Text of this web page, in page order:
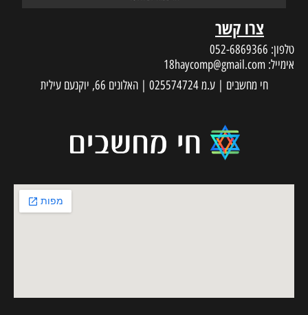
צרו קשר
טלפון: 052-6869366
אימייל: 18haycomp@gmail.com
חי מחשבים | ע.מ 025574724 | האלונים 66, יוקנעם עילית